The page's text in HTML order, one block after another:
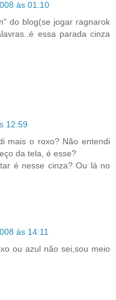
às 01:10
do blog(se jogar ragnarok
essa parada cinza
12:59
mais o roxo? Não entendi
da tela, é esse?
é nesse cinza? Ou lá no
às 14:11
ou azul não sei,sou meio